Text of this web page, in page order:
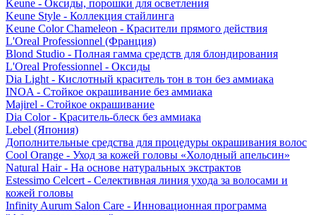
Keune - Оксиды, порошки для осветления
Keune Style - Коллекция стайлинга
Keune Color Chameleon - Красители прямого действия
L'Oreal Professionnel (Франция)
Blond Studio - Полная гамма средств для блондирования
L'Oreal Professionnel - Оксиды
Dia Light - Кислотный краситель тон в тон без аммиака
INOA - Стойкое окрашивание без аммиака
Majirel - Стойкое окрашивание
Dia Color - Краситель-блеск без аммиака
Lebel (Япония)
Дополнительные средства для процедуры окрашивания волос
Cool Orange - Уход за кожей головы «Холодный апельсин»
Natural Hair - На основе натуральных экстрактов
Estessimo Celcert - Селективная линия ухода за волосами и
кожей головы
Infinity Aurum Salon Care - Инновационная программа